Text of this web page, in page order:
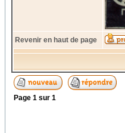
Revenir en haut de page
Page 1 sur 1